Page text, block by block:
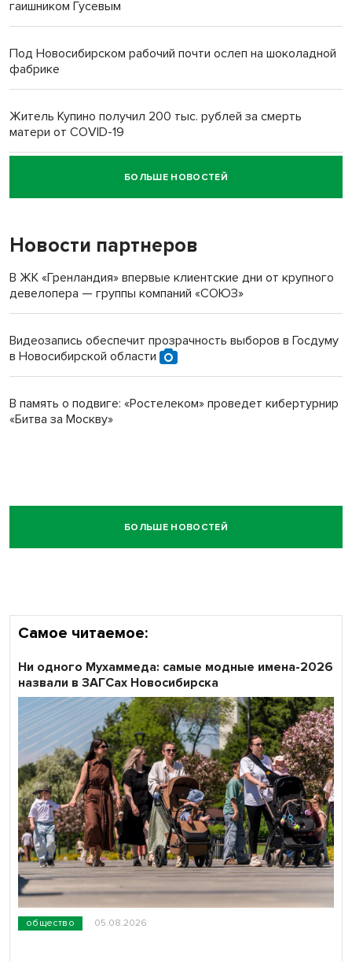
гаишником Гусевым
Под Новосибирском рабочий почти ослеп на шоколадной
фабрике
Житель Купино получил 200 тыс. рублей за смерть
матери от COVID-19
Новосибирский суд наказал водителя за смерть
пенсионерки на вокзале
БОЛЬШЕ НОВОСТЕЙ
Новости партнеров
В ЖК «Гренландия» впервые клиентские дни от крупного
девелопера — группы компаний «СОЮЗ»
Видеозапись обеспечит прозрачность выборов в Госдуму
в Новосибирской области
В память о подвиге: «Ростелеком» проведет кибертурнир
«Битва за Москву»
БОЛЬШЕ НОВОСТЕЙ
Самое читаемое:
общество 05.08.2026
Ни одного Мухаммеда: самые модные имена-2026
назвали в ЗАГСах Новосибирска